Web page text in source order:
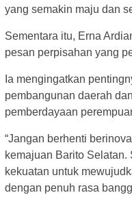
yang semakin maju dan
Sementara itu, Erna
pesan perpisahan yang
Ia mengingatkan
pembangunan daerah
pemberdayaan
“Jangan berhenti
kemajuan Barito
kekuatan untuk
dengan penuh rasa